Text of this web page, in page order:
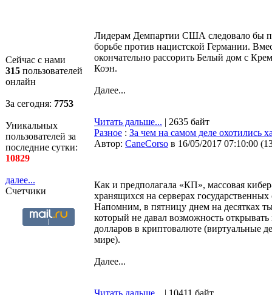
Сейчас с нами
315 пользователей
онлайн
За сегодня: 7753
Уникальных
пользователей за
последние сутки:
10829
далее...
Счетчики
Лидерам Демпартии США следовало бы
борьбе против нацистской Германии.
окончательно рассорить Белый дом с
Коэн.
Далее...
Читать дальше... | 2635 байт
Разное : За чем на самом деле охотились
Автор: CaneCorso в 16/05/2017 07:10:00 (
Как и предполагала «КП», массовая
хранящихся на серверах
Напомним, в пятницу днем на десятках
который не давал возможность
долларов в криптовалюте (виртуальные
мире).
Далее...
Читать дальше... | 10411 байт